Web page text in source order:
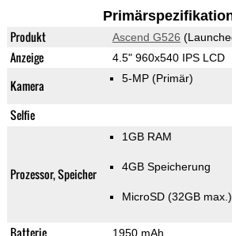
Produkt Ascend G526
Anzeige 4.5" 960x540 IPS LCD
Kamera 5-MP (Primär)
Selfie
Prozessor, Speicher
1GB RAM
4GB Speicherung
MicroSD (32GB max.)
Batterie 1950 mAh